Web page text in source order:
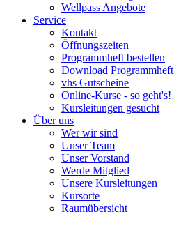
Wellpass Angebote
Service
Kontakt
Öffnungszeiten
Programmheft bestellen
Download Programmheft
vhs Gutscheine
Online-Kurse - so geht's!
Kursleitungen gesucht
Über uns
Wer wir sind
Unser Team
Unser Vorstand
Werde Mitglied
Unsere Kursleitungen
Kursorte
Raumübersicht